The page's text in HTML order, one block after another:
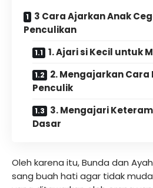
3 Cara Ajarkan Anak
Penculikan
1. Ajari si Kecil untuk
2. Mengajarkan
Penculik
3. Mengajari
Dasar
Oleh karena itu, Bunda dan
sang buah hati agar tidak